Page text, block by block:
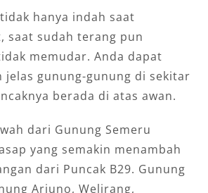
hanya indah saat
saat sudah terang pun
memudar. Anda dapat
jelas gunung-gunung di sekitar
berada di atas awan.
dari Gunung Semeru
yang semakin menambah
dari Puncak B29. Gunung
Arjuno, Welirang,